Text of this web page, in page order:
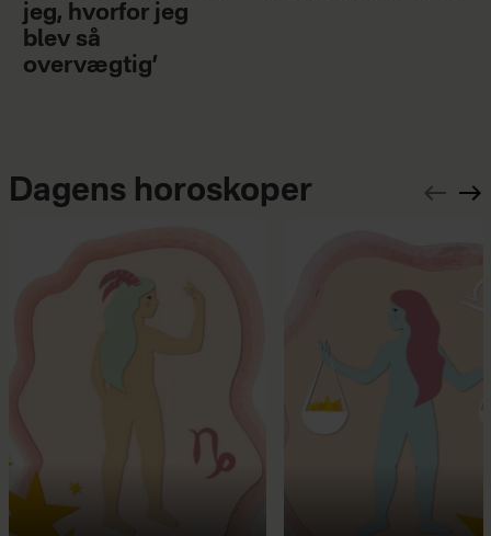
jeg, hvorfor jeg
blev så
overvægtig’
Dagens horoskoper